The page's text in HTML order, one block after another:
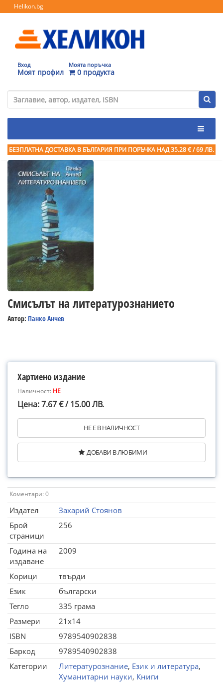
Helikon.bg
Вход
Моят профил
Моята поръчка
0 продукта
БЕЗПЛАТНА ДОСТАВКА В БЪЛГАРИЯ ПРИ ПОРЪЧКА НАД 35.28 € / 69 ЛВ.
Смисълът на литературознанието
Автор: Панко Анчев
Хартиено издание
Наличност: НЕ
Цена: 7.67 € / 15.00 ЛВ.
НЕ Е В НАЛИЧНОСТ
ДОБАВИ В ЛЮБИМИ
Коментари: 0
Издател
Захарий Стоянов
Брой
страници
256
Година на
издаване
2009
Корици
твърди
Език
български
Тегло
335 грама
Размери
21x14
ISBN
9789540902838
Баркод
9789540902838
Категории
Литературознание, Език и литература,
Хуманитарни науки, Книги